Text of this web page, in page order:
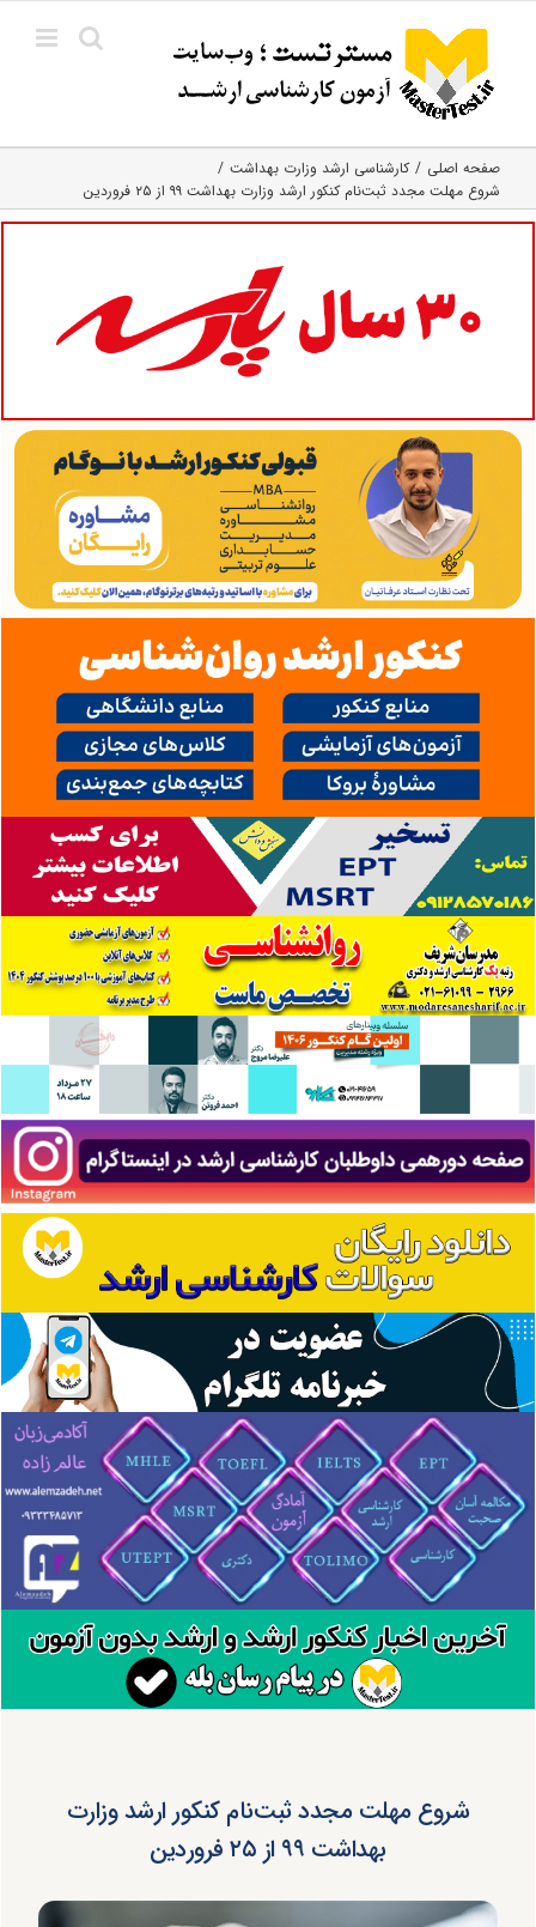
content
صفحه اصلی
کارشناسی ارشد وزارت بهداشت
شروع مهلت مجدد ثبت‌نام کنکور ارشد وزارت بهداشت ۹۹ از ۲۵ فروردین
شروع مهلت مجدد ثبت‌نام کنکور ارشد وزارت
بهداشت ۹۹ از ۲۵ فروردین